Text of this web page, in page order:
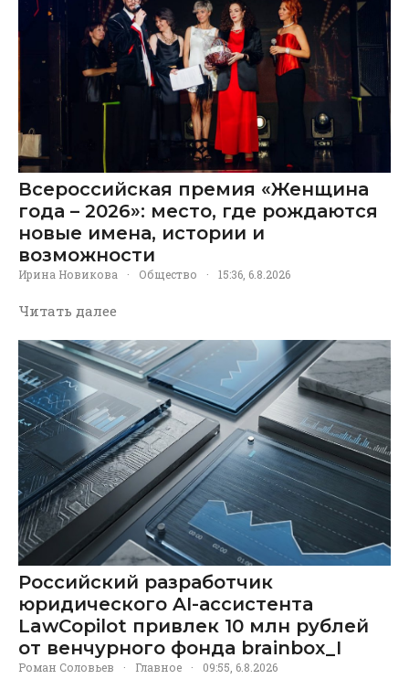
Всероссийская премия «Женщина
года – 2026»: место, где рождаются
новые имена, истории и
возможности
Ирина Новикова · Общество · 15:36, 6.8.2026
Читать далее
Российский разработчик
юридического AI-ассистента
LawCopilot привлек 10 млн рублей
от венчурного фонда brainbox_I
Роман Соловьев · Главное · 09:55, 6.8.2026